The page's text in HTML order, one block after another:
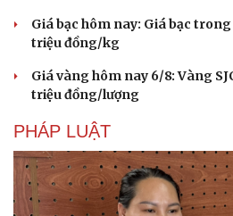
Giá bạc hôm nay: Giá bạc
triệu đồng/kg
Giá vàng hôm nay 6/8: Vàng
triệu đồng/lượng
PHÁP LUẬT